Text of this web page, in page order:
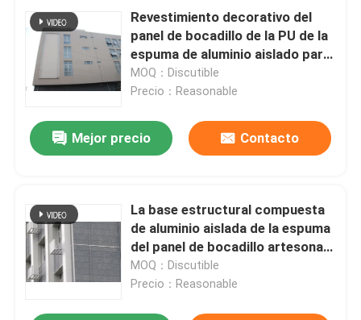
Revestimiento decorativo del
panel de bocadillo de la PU de la
espuma de aluminio aislado para
el techo
MOQ：Discutible
Precio：Reasonable
Mejor precio Contacto
La base estructural compuesta
de aluminio aislada de la espuma
del panel de bocadillo artesona
para la fachada del edificio de la
pared
MOQ：Discutible
Precio：Reasonable